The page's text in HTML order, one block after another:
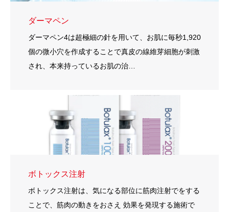
ダーマペン
ダーマペン4は超極細の針を用いて、お肌に毎秒1,920
個の微小穴を作成することで真皮の線維芽細胞が刺激
され、本来持っているお肌の治…
ボトックス注射
ボトックス注射は、気になる部位に筋肉注射でをする
ことで、筋肉の動きをおさえ 効果を発現する施術で